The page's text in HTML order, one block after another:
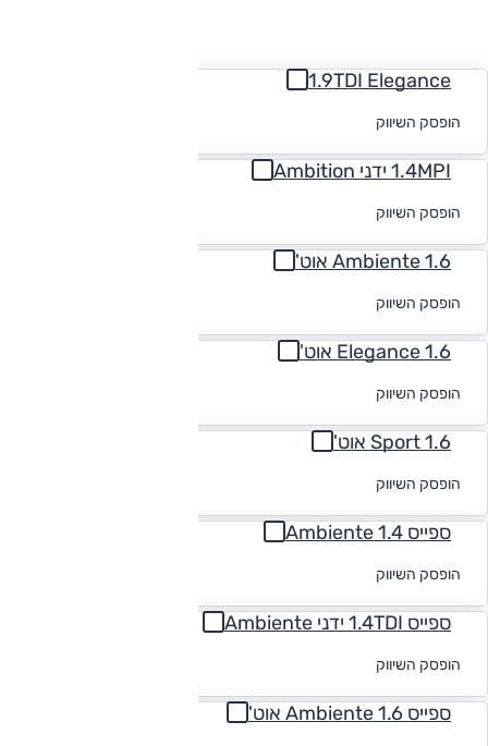
1.9TDI Elegance
הופסק השיווק
1.4MPI ידני Ambition
הופסק השיווק
1.6 Ambiente אוט'
הופסק השיווק
1.6 Elegance אוט'
הופסק השיווק
1.6 Sport אוט'
הופסק השיווק
ספייס 1.4 Ambiente
הופסק השיווק
ספייס 1.4TDI ידני Ambiente
הופסק השיווק
ספייס 1.6 Ambiente אוט'